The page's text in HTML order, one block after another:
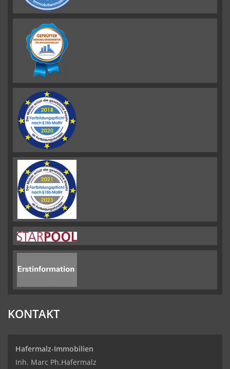
KONTAKT
Hafermalz-Immobilien
Inh. Marc Ph.Hafermalz